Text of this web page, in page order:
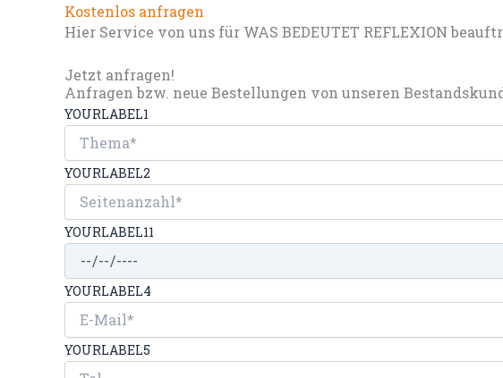
Kostenlos anfragen
Hier Service von uns für WAS BEDEUTET REFLEXION
Jetzt anfragen!
Anfragen bzw. neue Bestellungen von unseren
YOURLABEL1
YOURLABEL2
YOURLABEL11
YOURLABEL4
YOURLABEL5